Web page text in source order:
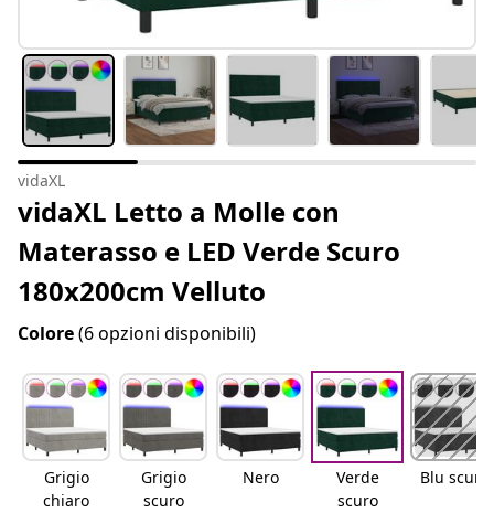
vidaXL
vidaXL Letto a Molle con
Materasso e LED Verde Scuro
180x200cm Velluto
Colore(6 opzioni disponibili)
Grigio
chiaro
Grigio
scuro
Nero
Verde
scuro
Blu scuro